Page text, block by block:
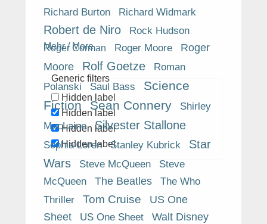
Mehr / More
Generic filters
Hidden label
Hidden label
Hidden label
Hidden label
Richard Burton Richard Widmark
Robert de Niro Rock Hudson
Roger Corman Roger Moore
Roger
Moore
Rolf Goetze
Roman
Polanski
Saul Bass
Science
Fiction
Sean Connery
Shirley
MacLaine
Silvester Stallone
Sophia Loren Stanley Kubrick
Star
Wars
Steve McQueen
Steve
McQueen
The Beatles The Who
Thriller Tom Cruise
US One
Sheet
US One Sheet Walt Disney